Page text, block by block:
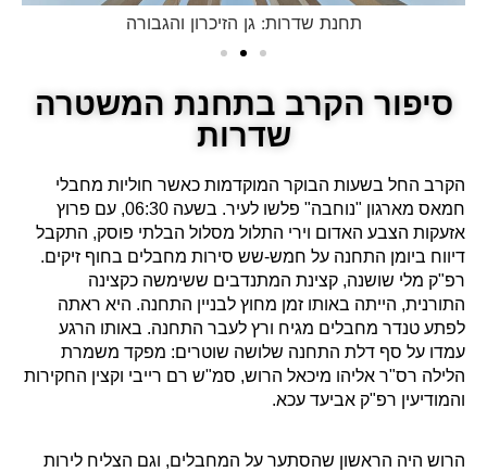
תחנת שדרות: גן הזיכרון והגבורה
סיפור הקרב בתחנת המשטרה
שדרות
הקרב החל בשעות הבוקר המוקדמות כאשר חוליות מחבלי
חמאס מארגון "נוחבה" פלשו לעיר. בשעה 06:30, עם פרוץ
אזעקות הצבע האדום וירי התלול מסלול הבלתי פוסק, התקבל
דיווח ביומן התחנה על חמש-שש סירות מחבלים בחוף זיקים.
רפ"ק מלי שושנה, קצינת המתנדבים ששימשה כקצינה
התורנית, הייתה באותו זמן מחוץ לבניין התחנה. היא ראתה
לפתע טנדר מחבלים מגיח ורץ לעבר התחנה. באותו הרגע
עמדו על סף דלת התחנה שלושה שוטרים: מפקד משמרת
הלילה רס"ר אליהו מיכאל הרוש, סמ"ש רם רייבי וקצין החקירות
והמודיעין רפ"ק אביעד עכא.
הרוש היה הראשון שהסתער על המחבלים, וגם הצליח לירות